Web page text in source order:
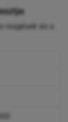
rezgések és a